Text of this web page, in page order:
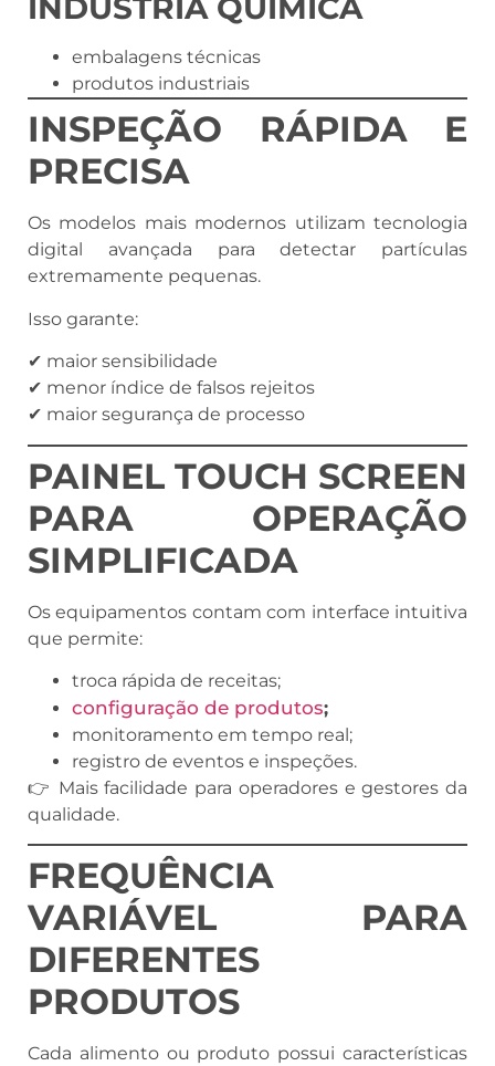
INDÚSTRIA QUÍMICA
embalagens técnicas
produtos industriais
INSPEÇÃO RÁPIDA E
PRECISA
Os modelos mais modernos utilizam tecnologia
digital avançada para detectar partículas
extremamente pequenas.
Isso garante:
✔ maior sensibilidade
✔ menor índice de falsos rejeitos
✔ maior segurança de processo
PAINEL TOUCH SCREEN
PARA OPERAÇÃO
SIMPLIFICADA
Os equipamentos contam com interface intuitiva
que permite:
troca rápida de receitas;
configuração de produtos;
monitoramento em tempo real;
registro de eventos e inspeções.
👉 Mais facilidade para operadores e gestores da
qualidade.
FREQUÊNCIA
VARIÁVEL PARA
DIFERENTES
PRODUTOS
Cada alimento ou produto possui características